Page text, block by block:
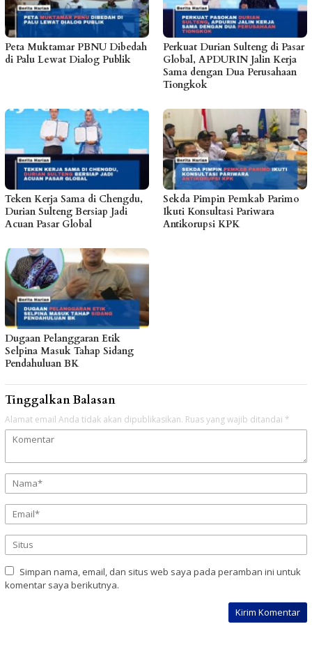
Peta Muktamar PBNU Dibedah
di Palu Lewat Dialog Publik
Perkuat Durian Sulteng di Pasar
Global, APDURIN Jalin Kerja
Sama dengan Dua Perusahaan
Tiongkok
Teken Kerja Sama di Chengdu,
Durian Sulteng Bersiap Jadi
Acuan Pasar Global
Sekda Pimpin Pemkab Parimo
Ikuti Konsultasi Pariwara
Antikorupsi KPK
Dugaan Pelanggaran Etik
Selpina Masuk Tahap Sidang
Pendahuluan BK
Tinggalkan Balasan
Alamat email Anda tidak akan dipublikasikan. Ruas yang wajib ditandai *
Simpan nama, email, dan situs web saya pada peramban ini untuk
komentar saya berikutnya.